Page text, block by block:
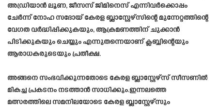
അഡ്രിയാൻ ലൂണ, ജീസസ് ജിമിനെസ് എന്നിവർക്കൊപ്പം
ചേർന്ന് നോഹ സദോയ് കേരള ബ്ലാസ്റ്റേഴ്സിന്റെ മുന്നേറ്റത്തിന്റെ
വേഗത വർദ്ധിപ്പിക്കുകയും, ആക്രമണത്തിന് ചുക്കാൻ
പിടിക്കുകയും ചെയ്യും എന്നുതന്നെയാണ് ക്ലബ്ബിന്റെയും
ആരാധകരുടെയും പ്രതീക്ഷ.
അങ്ങനെ സംഭവിക്കുന്നതോടെ കേരള ബ്ലാസ്റ്റേഴ്സ് സീസണിൽ
മികച്ച പ്രകടനം നടത്താൻ സാധിക്കും.ഇന്നലത്തെ
മത്സരത്തിലെ സമനിലയോടെ കേരള ബ്ലാസ്റ്റേഴ്സും